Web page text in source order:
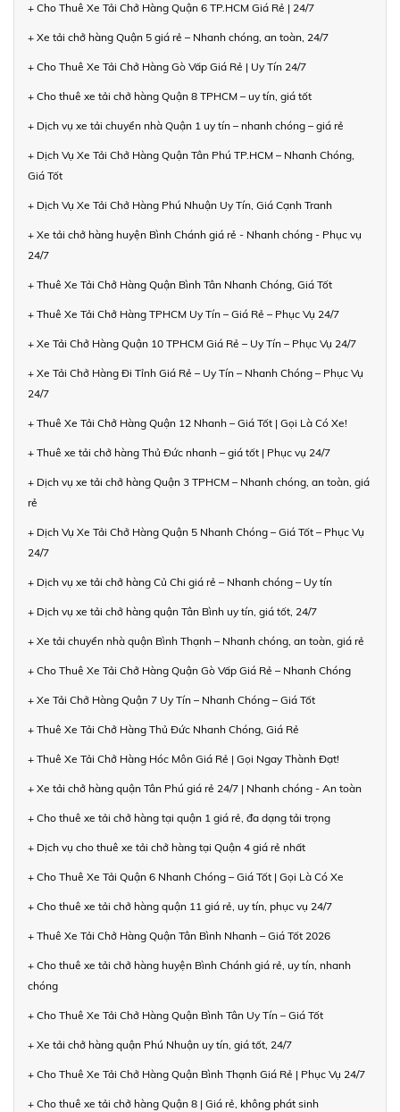
+ Cho Thuê Xe Tải Chở Hàng Quận 6 TP.HCM Giá Rẻ | 24/7
+ Xe tải chở hàng Quận 5 giá rẻ – Nhanh chóng, an toàn, 24/7
+ Cho Thuê Xe Tải Chở Hàng Gò Vấp Giá Rẻ | Uy Tín 24/7
+ Cho thuê xe tải chở hàng Quận 8 TPHCM – uy tín, giá tốt
+ Dịch vụ xe tải chuyển nhà Quận 1 uy tín – nhanh chóng – giá rẻ
+ Dịch Vụ Xe Tải Chở Hàng Quận Tân Phú TP.HCM – Nhanh Chóng,
Giá Tốt
+ Dịch Vụ Xe Tải Chở Hàng Phú Nhuận Uy Tín, Giá Cạnh Tranh
+ Xe tải chở hàng huyện Bình Chánh giá rẻ - Nhanh chóng - Phục vụ
24/7
+ Thuê Xe Tải Chở Hàng Quận Bình Tân Nhanh Chóng, Giá Tốt
+ Thuê Xe Tải Chở Hàng TPHCM Uy Tín – Giá Rẻ – Phục Vụ 24/7
+ Xe Tải Chở Hàng Quận 10 TPHCM Giá Rẻ – Uy Tín – Phục Vụ 24/7
+ Xe Tải Chở Hàng Đi Tỉnh Giá Rẻ – Uy Tín – Nhanh Chóng – Phục Vụ
24/7
+ Thuê Xe Tải Chở Hàng Quận 12 Nhanh – Giá Tốt | Gọi Là Có Xe!
+ Thuê xe tải chở hàng Thủ Đức nhanh – giá tốt | Phục vụ 24/7
+ Dịch vụ xe tải chở hàng Quận 3 TPHCM – Nhanh chóng, an toàn, giá
rẻ
+ Dịch Vụ Xe Tải Chở Hàng Quận 5 Nhanh Chóng – Giá Tốt – Phục Vụ
24/7
+ Dịch vụ xe tải chở hàng Củ Chi giá rẻ – Nhanh chóng – Uy tín
+ Dịch vụ xe tải chở hàng quận Tân Bình uy tín, giá tốt, 24/7
+ Xe tải chuyển nhà quận Bình Thạnh – Nhanh chóng, an toàn, giá rẻ
+ Cho Thuê Xe Tải Chở Hàng Quận Gò Vấp Giá Rẻ – Nhanh Chóng
+ Xe Tải Chở Hàng Quận 7 Uy Tín – Nhanh Chóng – Giá Tốt
+ Thuê Xe Tải Chở Hàng Thủ Đức Nhanh Chóng, Giá Rẻ
+ Thuê Xe Tải Chở Hàng Hóc Môn Giá Rẻ | Gọi Ngay Thành Đạt!
+ Xe tải chở hàng quận Tân Phú giá rẻ 24/7 | Nhanh chóng - An toàn
+ Cho thuê xe tải chở hàng tại quận 1 giá rẻ, đa dạng tải trọng
+ Dịch vụ cho thuê xe tải chở hàng tại Quận 4 giá rẻ nhất
+ Cho Thuê Xe Tải Quận 6 Nhanh Chóng – Giá Tốt | Gọi Là Có Xe
+ Cho thuê xe tải chở hàng quận 11 giá rẻ, uy tín, phục vụ 24/7
+ Thuê Xe Tải Chở Hàng Quận Tân Bình Nhanh – Giá Tốt 2026
+ Cho thuê xe tải chở hàng huyện Bình Chánh giá rẻ, uy tín, nhanh
chóng
+ Cho Thuê Xe Tải Chở Hàng Quận Bình Tân Uy Tín – Giá Tốt
+ Xe tải chở hàng quận Phú Nhuận uy tín, giá tốt, 24/7
+ Cho Thuê Xe Tải Chở Hàng Quận Bình Thạnh Giá Rẻ | Phục Vụ 24/7
+ Cho thuê xe tải chở hàng Quận 8 | Giá rẻ, không phát sinh